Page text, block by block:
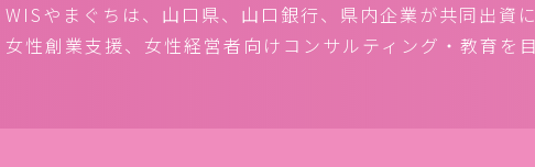
WISやまぐちは、山口県、山口銀行、県内企業が共同出資に
女性創業支援、女性経営者向けコンサルティング・教育を